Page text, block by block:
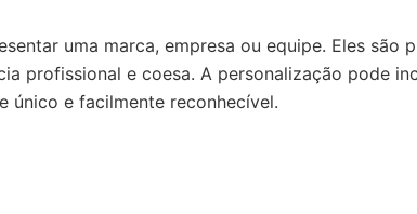
uma marca, empresa ou equipe. Eles são
profissional e coesa. A personalização pode
único e facilmente reconhecível.